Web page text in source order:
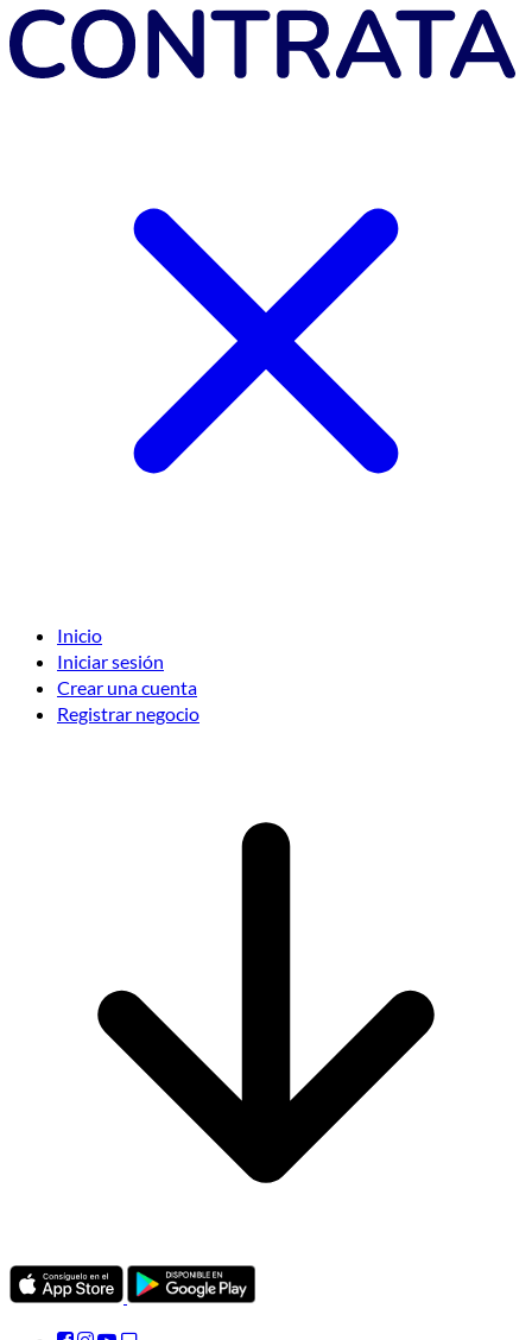
Inicio
Iniciar sesión
Crear una cuenta
Registrar negocio